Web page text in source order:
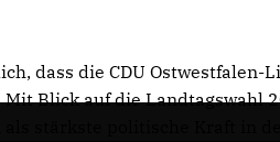
dass die CDU
Blick auf die Landtagswahl